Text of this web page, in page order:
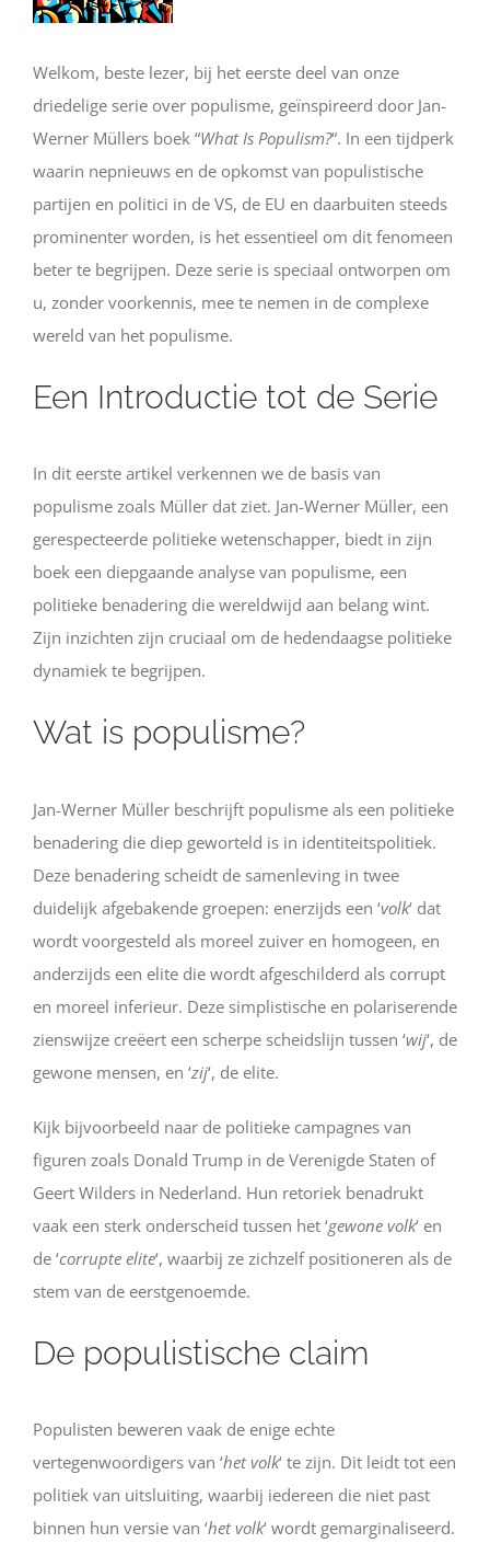
Welkom, beste lezer, bij het eerste deel van onze
driedelige serie over populisme, geïnspireerd door Jan-
Werner Müllers boek “What Is Populism?“. In een tijdperk
waarin nepnieuws en de opkomst van populistische
partijen en politici in de VS, de EU en daarbuiten steeds
prominenter worden, is het essentieel om dit fenomeen
beter te begrijpen. Deze serie is speciaal ontworpen om
u, zonder voorkennis, mee te nemen in de complexe
wereld van het populisme.
Een Introductie tot de Serie
In dit eerste artikel verkennen we de basis van
populisme zoals Müller dat ziet. Jan-Werner Müller, een
gerespecteerde politieke wetenschapper, biedt in zijn
boek een diepgaande analyse van populisme, een
politieke benadering die wereldwijd aan belang wint.
Zijn inzichten zijn cruciaal om de hedendaagse politieke
dynamiek te begrijpen.
Wat is populisme?
Jan-Werner Müller beschrijft populisme als een politieke
benadering die diep geworteld is in identiteitspolitiek.
Deze benadering scheidt de samenleving in twee
duidelijk afgebakende groepen: enerzijds een ‘volk‘ dat
wordt voorgesteld als moreel zuiver en homogeen, en
anderzijds een elite die wordt afgeschilderd als corrupt
en moreel inferieur. Deze simplistische en polariserende
zienswijze creëert een scherpe scheidslijn tussen ‘wij‘, de
gewone mensen, en ‘zij‘, de elite.
Kijk bijvoorbeeld naar de politieke campagnes van
figuren zoals Donald Trump in de Verenigde Staten of
Geert Wilders in Nederland. Hun retoriek benadrukt
vaak een sterk onderscheid tussen het ‘gewone volk‘ en
de ‘corrupte elite‘, waarbij ze zichzelf positioneren als de
stem van de eerstgenoemde.
De populistische claim
Populisten beweren vaak de enige echte
vertegenwoordigers van ‘het volk‘ te zijn. Dit leidt tot een
politiek van uitsluiting, waarbij iedereen die niet past
binnen hun versie van ‘het volk‘ wordt gemarginaliseerd.